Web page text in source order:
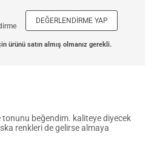
DEĞERLENDIRME YAP
ürünü satın almış olmanız gerekli.
tonunu beğendim. kaliteye diyecek
renkleri de gelirse almaya